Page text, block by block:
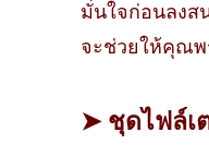
มั่นใจก่อนลงส
จะช่วยให้คุณ
➤ ชุดไฟล์เ